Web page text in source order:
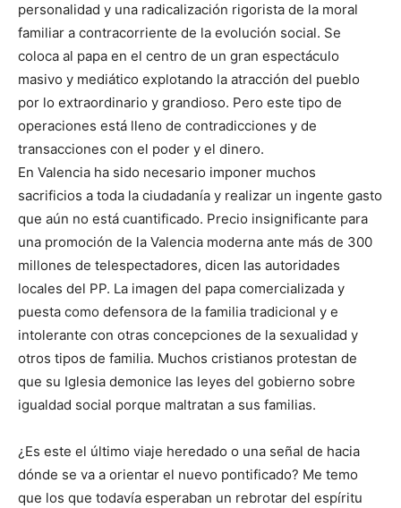
personalidad y una radicalización rigorista de la moral
familiar a contracorriente de la evolución social. Se
coloca al papa en el centro de un gran espectáculo
masivo y mediático explotando la atracción del pueblo
por lo extraordinario y grandioso. Pero este tipo de
operaciones está lleno de contradicciones y de
transacciones con el poder y el dinero.
En Valencia ha sido necesario imponer muchos
sacrificios a toda la ciudadanía y realizar un ingente gasto
que aún no está cuantificado. Precio insignificante para
una promoción de la Valencia moderna ante más de 300
millones de telespectadores, dicen las autoridades
locales del PP. La imagen del papa comercializada y
puesta como defensora de la familia tradicional y e
intolerante con otras concepciones de la sexualidad y
otros tipos de familia. Muchos cristianos protestan de
que su Iglesia demonice las leyes del gobierno sobre
igualdad social porque maltratan a sus familias.
¿Es este el último viaje heredado o una señal de hacia
dónde se va a orientar el nuevo pontificado? Me temo
que los que todavía esperaban un rebrotar del espíritu